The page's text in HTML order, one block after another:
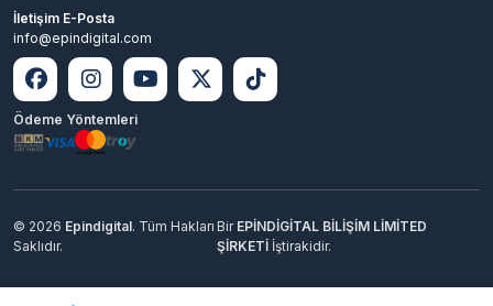
İletişim E-Posta
info@epindigital.com
Ödeme Yöntemleri
© 2026 Epindigital. Tüm Hakları
Saklıdır.
Bir EPİNDİGİTAL BİLİŞİM LİMİTED
ŞİRKETİ İştirakidir.